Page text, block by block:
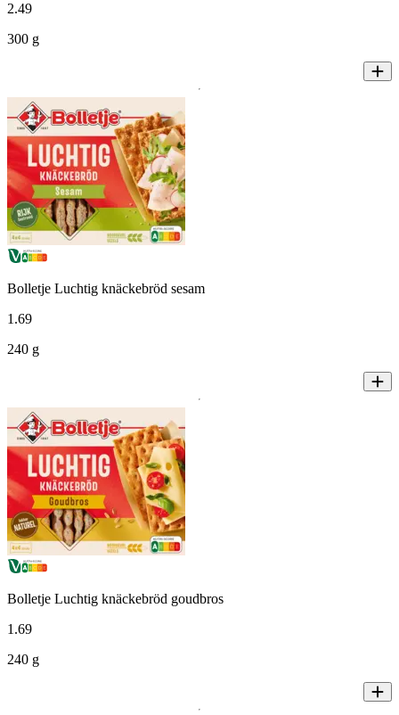
2.49
300 g
Bolletje Luchtig knäckebröd sesam
1 .69
240 g
Bolletje Luchtig knäckebröd goudbros
1 .69
240 g